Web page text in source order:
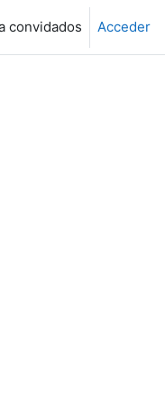
convidados Acceder